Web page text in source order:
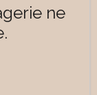
ne